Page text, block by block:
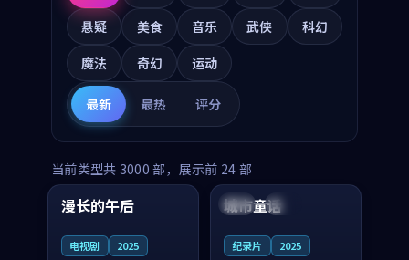
悬疑
美食 音乐 武侠
科幻
魔法
奇幻 运动
最新 最热 评分
当前类型共 3000 部，展示前 24 部
中国 高分
99:16
漫长的午后
电视剧 2025
美国 院线
城市童话
纪录片 2025